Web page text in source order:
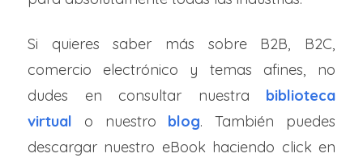
Si quieres saber más sobre B2B, B2C,
comercio electrónico y temas afines, no
dudes en consultar nuestra biblioteca
virtual
o nuestro blog. También puedes
descargar nuestro eBook haciendo click en